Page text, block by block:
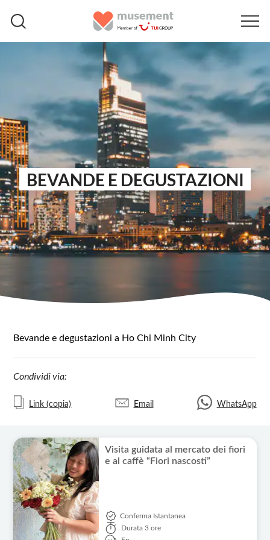
BEVANDE E DEGUSTAZIONI
Bevande e degustazioni a Ho Chi Minh City
Condividi via:
Link (copia) Email WhatsApp
Visita guidata al mercato dei fiori
e al caffè “Fiori nascosti”
Conferma Istantanea
Durata 3 ore